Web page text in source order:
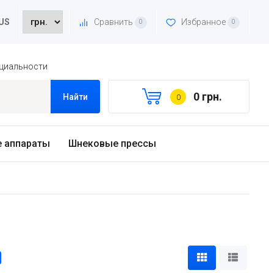
Сравнить 0 Избранное 0
Найти 0 0 грн.
аппараты Шнековые прессы